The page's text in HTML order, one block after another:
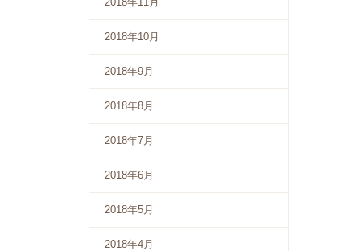
2018年10月
2018年9月
2018年8月
2018年7月
2018年6月
2018年5月
2018年4月